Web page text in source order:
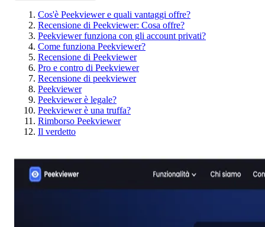
Cos'è Peekviewer e quali vantaggi offre?
Recensione di Peekviewer: Cosa offre?
Peekviewer funziona con gli account privati?
Come funziona Peekviewer?
Recensione di Peekviewer
Pro e contro di Peekviewer
Recensione di peekviewer
Peekviewer
Peekviewer è legale?
Peekviewer è una truffa?
Rimborso Peekviewer
Il verdetto